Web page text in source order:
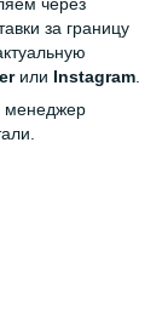
за границу
или Instagram
менеджер